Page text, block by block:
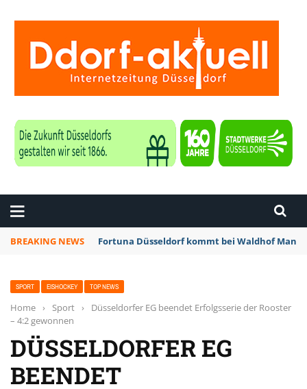
BREAKING NEWS Fortuna Düsseldorf kommt bei Waldhof
SPORT EISHOCKEY TOP NEWS
Home › Sport ›
Düsseldorfer EG beendet Erfolgsserie der Rooster
– 4:2 gewonnen
DÜSSELDORFER EG
BEENDET